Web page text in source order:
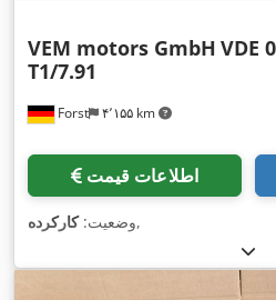
Forst ۴٬۱۵۵ km
VEM motors GmbH VDE
T1/7.91
اطلاعات قیمت
وضعیت:کارکرده ,